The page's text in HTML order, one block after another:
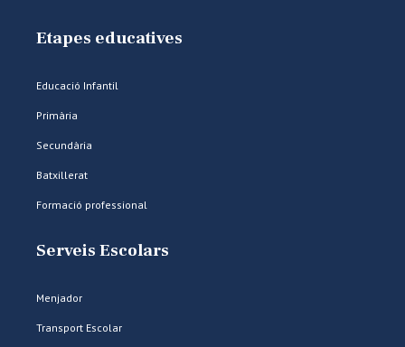
Etapes educatives
Educació Infantil
Primària
Secundària
Batxillerat
Formació professional
Serveis Escolars
Menjador
Transport Escolar